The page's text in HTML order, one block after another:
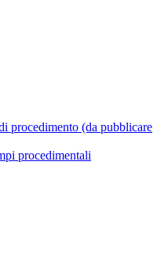
procedimento (da pubblicare
procedimentali